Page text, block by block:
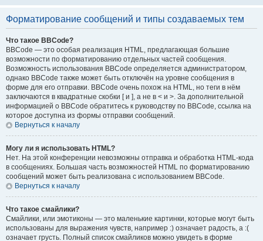
Форматирование сообщений и типы создаваемых тем
Что такое BBCode?
BBCode — это особая реализация HTML, предлагающая большие
возможности по форматированию отдельных частей сообщения.
Возможность использования BBCode определяется администратором,
однако BBCode также может быть отключён на уровне сообщения в
форме для его отправки. BBCode очень похож на HTML, но теги в нём
заключаются в квадратные скобки [ и ], а не в < и >. За дополнительной
информацией о BBCode обратитесь к руководству по BBCode, ссылка на
которое доступна из формы отправки сообщений.
Вернуться к началу
Могу ли я использовать HTML?
Нет. На этой конференции невозможны отправка и обработка HTML-кода
в сообщениях. Большая часть возможностей HTML по форматированию
сообщений может быть реализована с использованием BBCode.
Вернуться к началу
Что такое смайлики?
Смайлики, или эмотиконы — это маленькие картинки, которые могут быть
использованы для выражения чувств, например :) означает радость, а :(
означает грусть. Полный список смайликов можно увидеть в форме